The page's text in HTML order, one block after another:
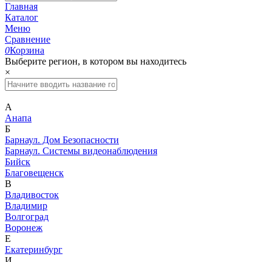
Главная
Каталог
Меню
Сравнение
0Корзина
Выберите регион, в котором вы находитесь
×
А
Анапа
Б
Барнаул. Дом Безопасности
Барнаул. Системы видеонаблюдения
Бийск
Благовещенск
В
Владивосток
Владимир
Волгоград
Воронеж
Е
Екатеринбург